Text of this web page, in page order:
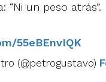
“Ni un peso atrás”.
55eBEnvIQK
(@petrogustavo)